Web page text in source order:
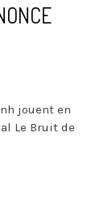
jouent en
Le Bruit de